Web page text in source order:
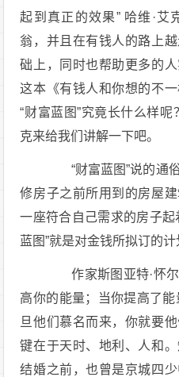
起到真正的效果” 哈维·艾
翁，并且在有钱人的路上
础上，同时也帮助更多的
这本《有钱人和你想的不
“财富蓝图”究竟长什么样
克来给我们讲解一下吧。
“财富蓝图”说的通俗
修房子之前所用到的房屋
一座符合自己需求的房子起
蓝图”就是对金钱所拟订的计
作家斯图亚特·怀尔
高你的能量；当你提高了
旦他们慕名而来，你就要
键在于天时、地利、人和
结婚之前，也曾是京城四